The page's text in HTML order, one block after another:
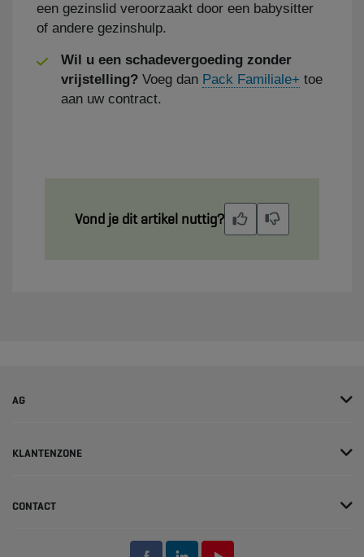
een gezinslid veroorzaakt door een babysitter
of andere gezinshulp.
Wil u een schadevergoeding zonder
vrijstelling? Voeg dan Pack Familiale+ toe
aan uw contract.
Vond je dit artikel nuttig?
AG
KLANTENZONE
CONTACT